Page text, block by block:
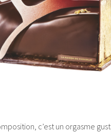
c’est un orgasme